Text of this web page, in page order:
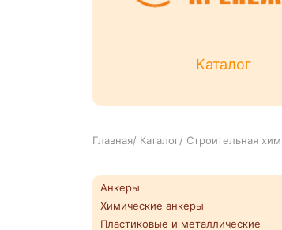
Каталог
Главная/ Каталог/ Строительная
Анкеры
Химические анкеры
Пластиковые и металлические